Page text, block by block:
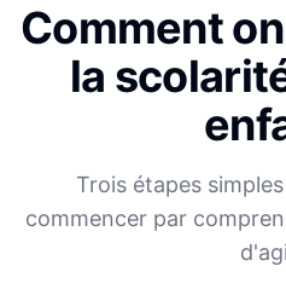
Comment
la
Trois étapes
commencer par